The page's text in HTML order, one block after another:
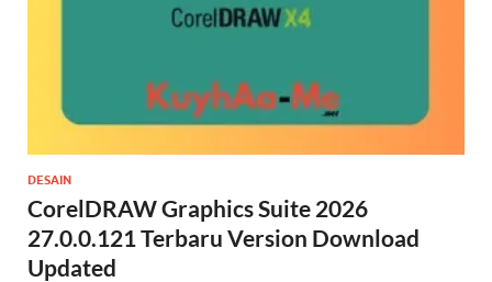
DESAIN
CorelDRAW Graphics Suite 2026
27.0.0.121 Terbaru Version Download
Updated